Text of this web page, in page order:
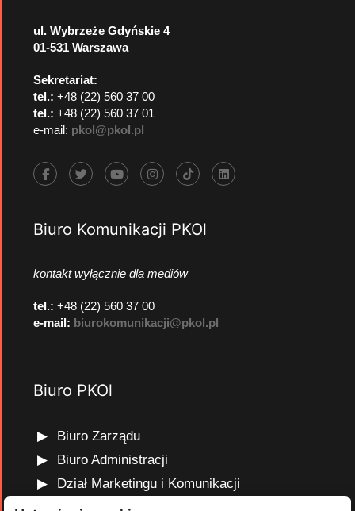
ul. Wybrzeże Gdyńskie 4
01-531 Warszawa
Sekretariat:
tel.: +48 (22) 560 37 00
tel.: +48 (22) 560 37 01
e-mail: pkol@pkol.pl
Biuro Komunikacji PKOl
kontakt wyłącznie dla mediów
tel.: +48 (22) 560 37 00
e-mail: biurokomunikacji@pkol.pl
Biuro PKOl
Biuro Zarządu
Biuro Administracji
Dział Marketingu i Komunikacji
Dział Edukacji Olimpijskiej